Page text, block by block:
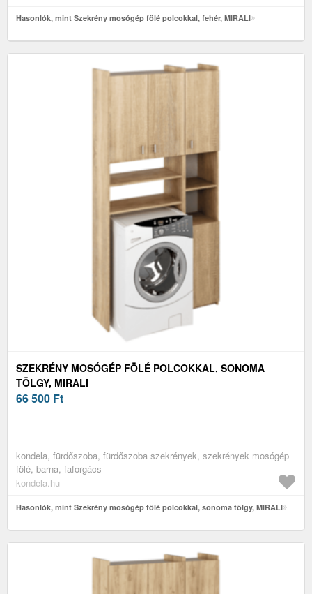
Hasonlók, mint Szekrény mosógép fölé polcokkal, fehér, MIRALI
SZEKRÉNY MOSÓGÉP FÖLÉ POLCOKKAL, SONOMA
TÖLGY, MIRALI
66 500 Ft
kondela, fürdőszoba, fürdőszoba szekrények, szekrények mosógép
fölé, barna, faforgács
kondela.hu
Hasonlók, mint Szekrény mosógép fölé polcokkal, sonoma tölgy, MIRALI